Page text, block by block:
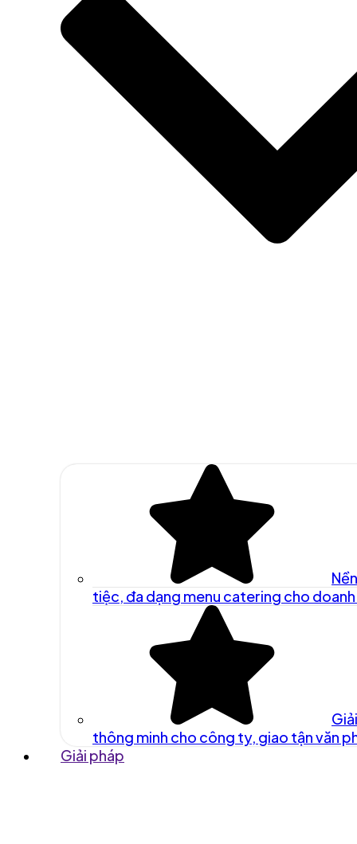
tiệc, đa dạng menu catering cho
thông minh cho công ty, giao tận văn
Giải pháp